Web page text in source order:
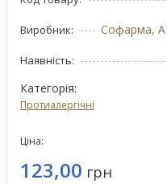
Виробник:
Наявність:
Категорія:
Протиалергічні
Ціна:
123,00 грн